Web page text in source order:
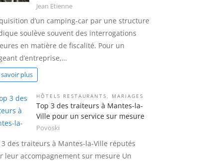
Jean Etienne
d’un camping-car par une structure
soulève souvent des interrogations
en matière de fiscalité. Pour un
d’entreprise,…
savoir plus
HÔTELS RESTAURANTS, MARIAGES
Top 3 des traiteurs à Mantes-la-
Ville pour un service sur mesure
Povoski
3 des traiteurs à Mantes-la-Ville réputés
leur accompagnement sur mesure Un